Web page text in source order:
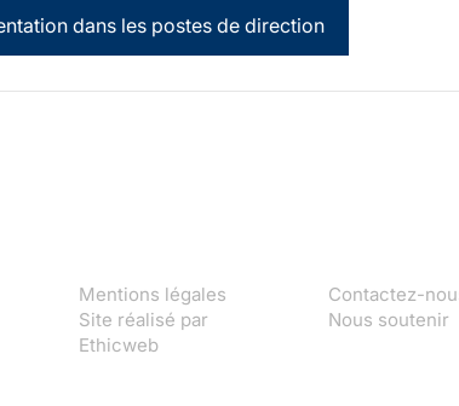
dans les postes de direction
Mentions légales
Site réalisé par
Ethicweb
Contactez-
Nous soutenir